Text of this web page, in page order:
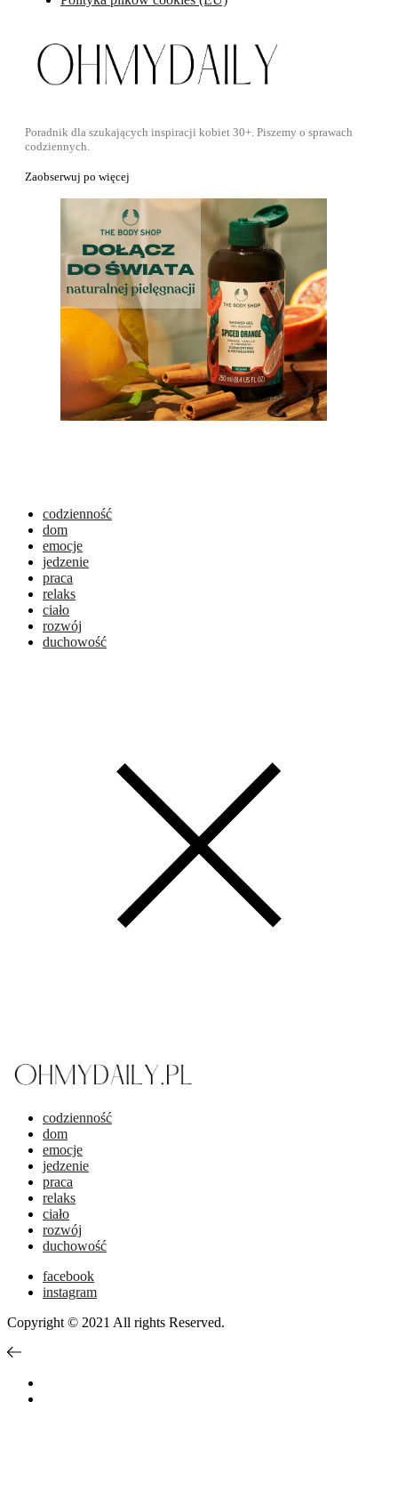
Poradnik dla szukających inspiracji kobiet 30+. Piszemy o sprawach
codziennych.
Zaobserwuj po więcej
codzienność
dom
emocje
jedzenie
praca
relaks
ciało
rozwój
duchowość
codzienność
dom
emocje
jedzenie
praca
relaks
ciało
rozwój
duchowość
facebook
instagram
Copyright © 2021 All rights Reserved.